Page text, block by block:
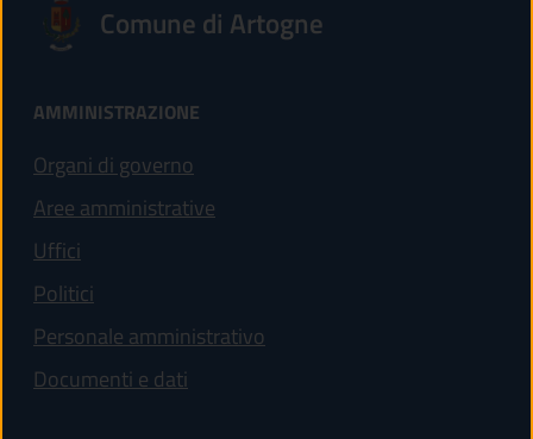
Comune di Artogne
AMMINISTRAZIONE
Organi di governo
Aree amministrative
Uffici
Politici
Personale amministrativo
Documenti e dati